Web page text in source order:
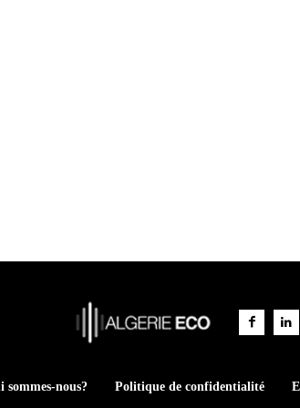
sommes-nous? Politique de confidentialité